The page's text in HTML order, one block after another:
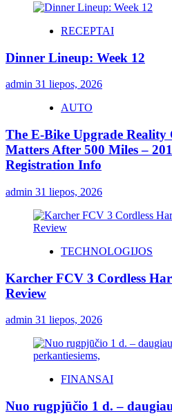
RECEPTAI
Dinner Lineup: Week 12
admin 31 liepos, 2026
AUTO
The E-Bike Upgrade Reality
Matters After 500 Miles –
Registration Info
admin 31 liepos, 2026
TECHNOLOGIJOS
Karcher FCV 3 Cordless
Review
admin 31 liepos, 2026
FINANSAI
Nuo rugpjūčio 1 d. –